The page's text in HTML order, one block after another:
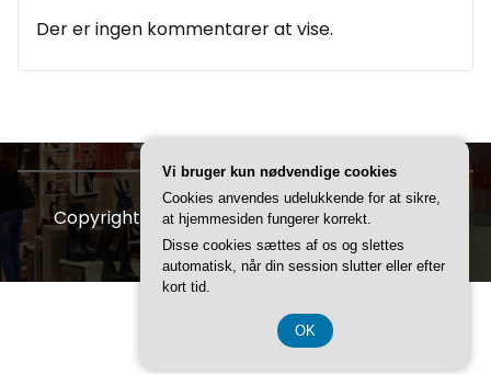
Der er ingen kommentarer at vise.
Copyright © 2026 FDBR | Powered by
CVR 3740 7739
Vi bruger kun nødvendige cookies
Cookies anvendes udelukkende for at sikre,
at hjemmesiden fungerer korrekt.
Disse cookies sættes af os og slettes
automatisk, når din session slutter eller efter
kort tid.
OK